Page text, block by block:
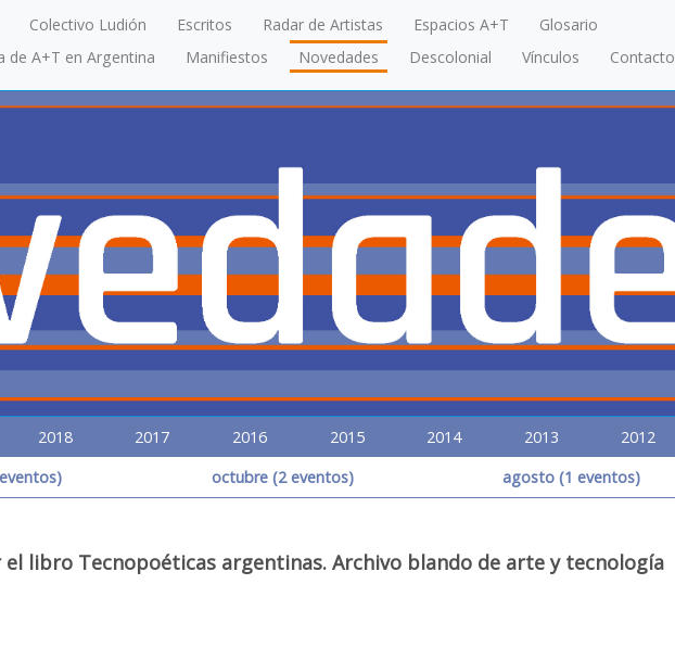
Colectivo Ludión Escritos Radar de Artistas Espacios A+T
Glosario
de A+T en Argentina
Manifiestos Novedades Descolonial Vínculos Contacto
2018 2017 2016 2015 2014 2013 2012
octubre (2 eventos) agosto (1 eventos)
el libro Tecnopoéticas argentinas. Archivo blando de arte y tecnología